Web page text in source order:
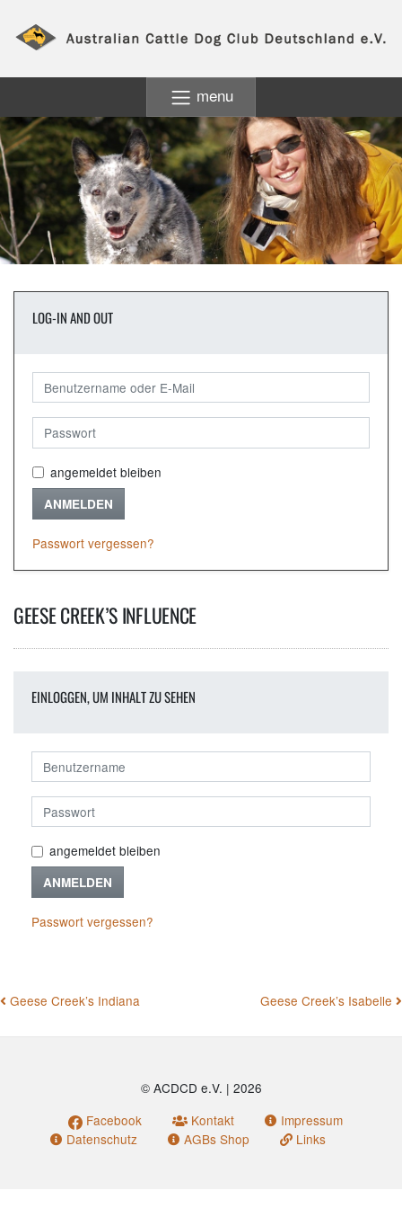
menu
LOG-IN AND OUT
angemeldet bleiben
ANMELDEN
Passwort vergessen?
GEESE CREEK’S INFLUENCE
EINLOGGEN, UM INHALT ZU SEHEN
angemeldet bleiben
ANMELDEN
Passwort vergessen?
BEITRAGSNAVIGATION
Geese Creek’s Indiana Geese Creek’s Isabelle
© ACDCD e.V. | 2026
Facebook
Kontakt
Impressum
Datenschutz
AGBs Shop Links